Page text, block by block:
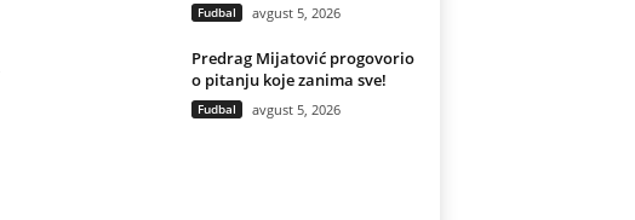
Fudbal avgust 5, 2026
Predrag Mijatović progovorio
o pitanju koje zanima sve!
Fudbal avgust 5, 2026